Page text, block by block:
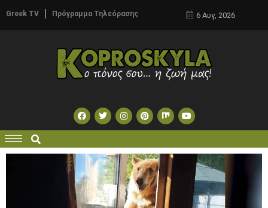
Greek TV Πρόγραμμα Τηλεόρασης 6 Αυγ, 2026